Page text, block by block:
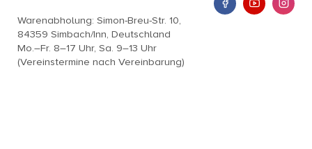
Warenabholung: Simon-Breu-Str. 10,
84359 Simbach/Inn, Deutschland
Mo.–Fr. 8–17 Uhr, Sa. 9–13 Uhr
(Vereinstermine nach Vereinbarung)